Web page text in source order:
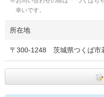
幸いです。
所在地
〒 300-1248 茨城県つくば市